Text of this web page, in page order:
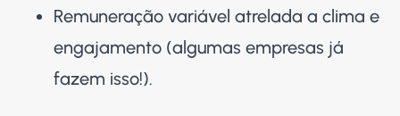
Remuneração variável atrelada a clima e
engajamento (algumas empresas já
fazem isso!).